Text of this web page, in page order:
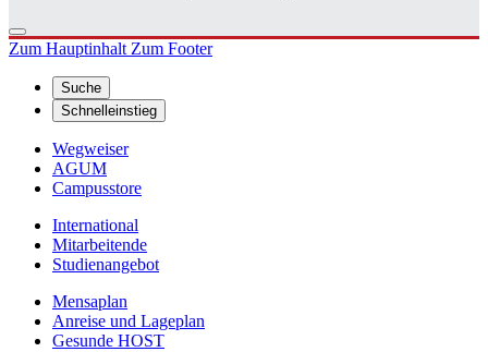
Zum HauptinhaltZum Footer
Suche
Schnelleinstieg
Wegweiser
AGUM
Campusstore
International
Mitarbeitende
Studienangebot
Mensaplan
Anreise und Lageplan
Gesunde HOST